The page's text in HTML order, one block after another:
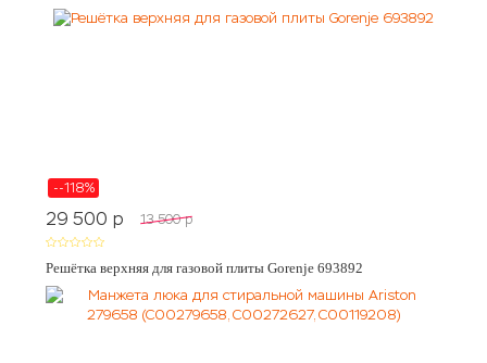
--118%
29 500 p 13 500 p
Решётка верхняя для газовой плиты Gorenje 693892